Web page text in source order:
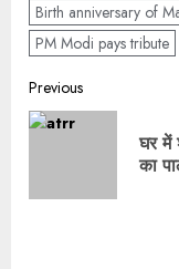
Birth anniversary of
PM Modi pays tribute
Previous
घर में
का